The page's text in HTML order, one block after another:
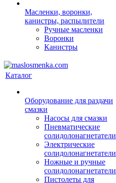
Масленки, воронки,
канистры, распылители
Ручные масленки
Воронки
Канистры
Каталог
Оборудование для раздачи
смазки
Насосы для смазки
Пневматические
солидолонагнетатели
Электрические
солидолонагнетатели
Ножные и ручные
солидолонагнетатели
Пистолеты для